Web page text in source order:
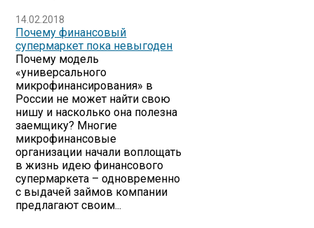
14.02.2018
Почему финансовый
супермаркет пока невыгоден
Почему модель
«универсального
микрофинансирования» в
России не может найти свою
нишу и насколько она полезна
заемщику? Многие
микрофинансовые
организации начали воплощать
в жизнь идею финансового
супермаркета – одновременно
с выдачей займов компании
предлагают своим...